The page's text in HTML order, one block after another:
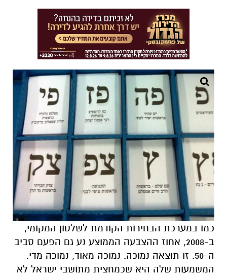
כמו במערכת הבחירות הקודמת לשלטון המקומי,
ב-2008, אחוז ההצבעה הממוצע נע גם הפעם סביב
ה-50. זו תוצאה נמוכה. נמוכה מאוד, נמוכה מדי.
המשמעות שלה היא שכמחצית מתושבי ישראל לא